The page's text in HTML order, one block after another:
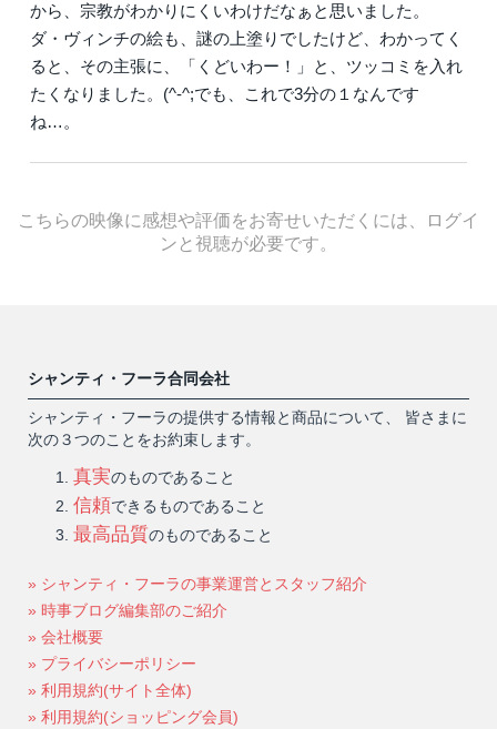
から、宗教がわかりにくいわけだなぁと思いました。
ダ・ヴィンチの絵も、謎の上塗りでしたけど、わかってく
ると、その主張に、「くどいわー！」と、ツッコミを入れ
たくなりました。(^-^;でも、これで3分の１なんです
ね…。
こちらの映像に感想や評価をお寄せいただくには、ログイ
ンと視聴が必要です。
シャンティ・フーラ合同会社
シャンティ・フーラの提供する情報と商品について、 皆さまに
次の３つのことをお約束します。
真実のものであること
信頼できるものであること
最高品質のものであること
» シャンティ・フーラの事業運営とスタッフ紹介
» 時事ブログ編集部のご紹介
» 会社概要
» プライバシーポリシー
» 利用規約(サイト全体)
» 利用規約(ショッピング会員)